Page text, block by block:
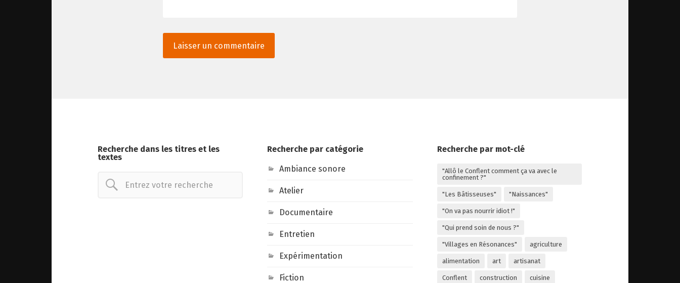
Recherche dans les titres et les
textes
Recherche par catégorie
Ambiance sonore
Atelier
Documentaire
Entretien
Expérimentation
Fiction
Recherche par mot-clé
"Allô le Conflent comment ça va avec le
confinement ?"
"Les Bâtisseuses" "Naissances"
"On va pas nourrir idiot !"
"Qui prend soin de nous ?"
"Villages en Résonances" agriculture
alimentation art artisanat
Conflent construction cuisine